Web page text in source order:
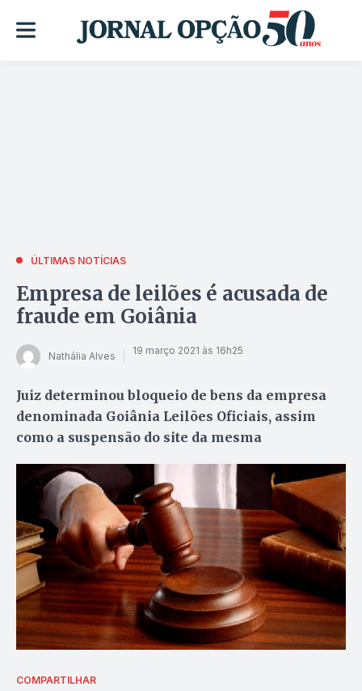
ÚLTIMAS NOTÍCIAS
Empresa de leilões é acusada de
fraude em Goiânia
Nathália Alves 19 março 2021 às 16h25
Juiz determinou bloqueio de bens da empresa
denominada Goiânia Leilões Oficiais, assim
como a suspensão do site da mesma
COMPARTILHAR